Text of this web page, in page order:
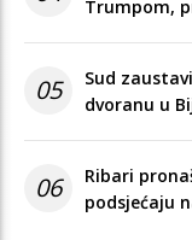
Trumpom,
05
Sud
dvoranu u
06
Ribari
podsjećaju